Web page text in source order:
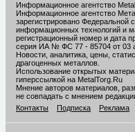
Информационное агентство
Информационное агентство
зарегистрировано Федеральной
информационных технологий и
регистрационный номер и дата
серия ИА № ФС 77 - 85704 от 03
Новости, аналитика, цены,
драгоценных металлов.
Использование открытых
гиперссылкой на MetalTorg.Ru
Мнение авторов материалов,
не совпадать с мнением
Контакты
Подписка Реклама